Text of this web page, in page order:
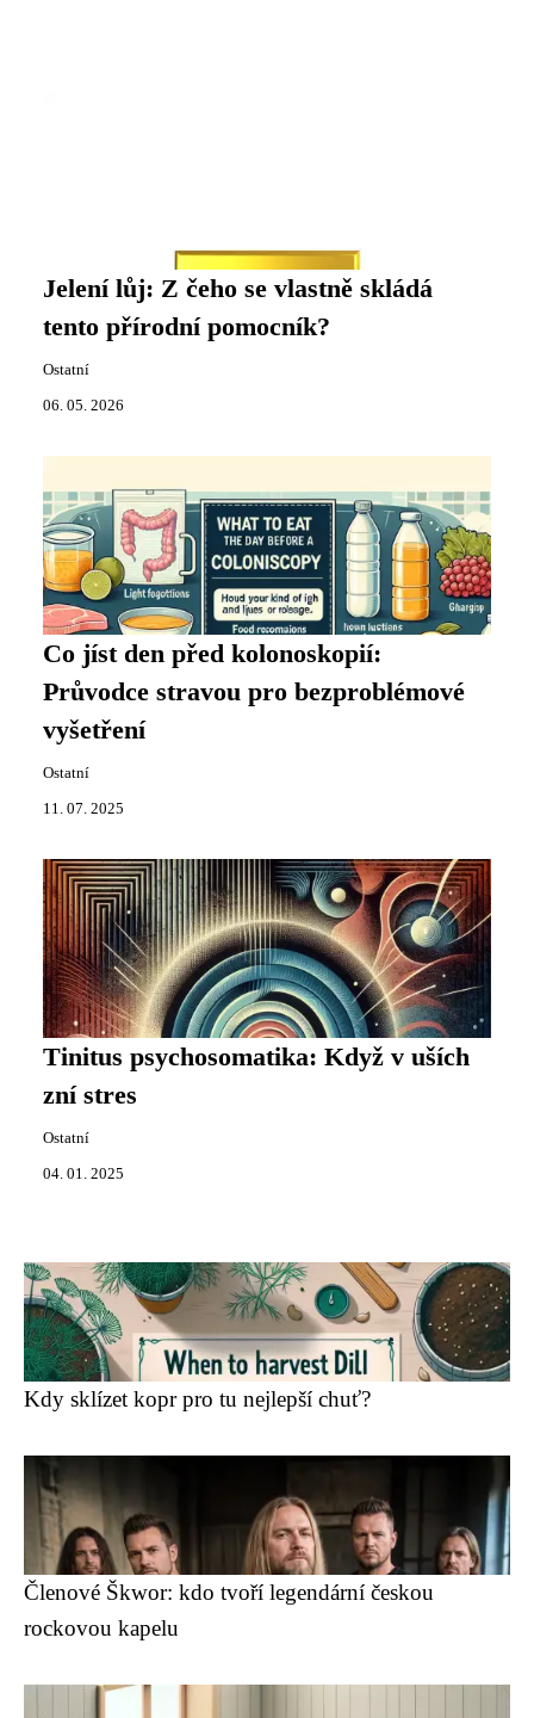
Jelení lůj: Z čeho se vlastně skládá
tento přírodní pomocník?
Ostatní
06. 05. 2026
Co jíst den před kolonoskopií:
Průvodce stravou pro bezproblémové
vyšetření
Ostatní
11. 07. 2025
Tinitus psychosomatika: Když v uších
zní stres
Ostatní
04. 01. 2025
Kdy sklízet kopr pro tu nejlepší chuť?
Členové Škwor: kdo tvoří legendární českou
rockovou kapelu